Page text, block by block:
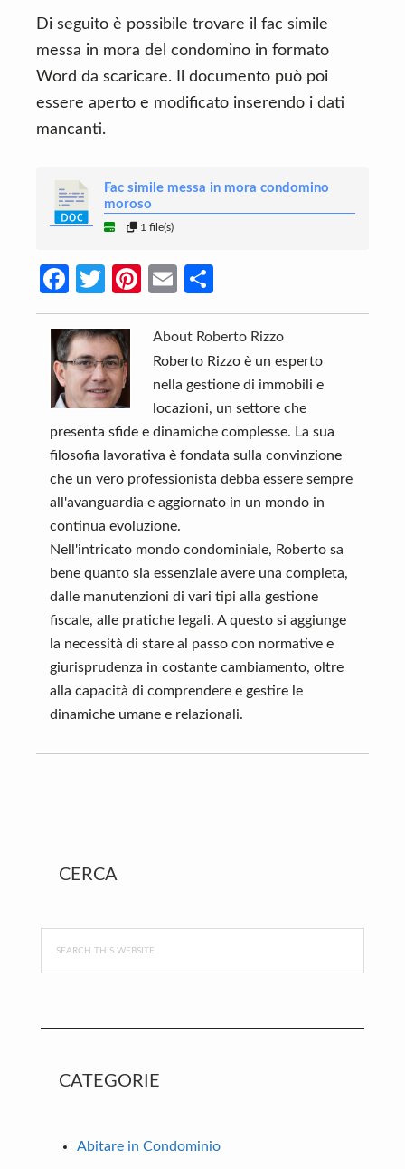
Di seguito è possibile trovare il fac simile
messa in mora del condomino in formato
Word da scaricare. Il documento può poi
essere aperto e modificato inserendo i dati
mancanti.
Fac simile messa in mora condomino
moroso
1 file(s)
Fa
ce
b
o
o
k
T
w
itt
er
Pi
nt
er
es
E
m
ail
o
n
di
vi
di
About Roberto Rizzo
Roberto Rizzo è un esperto
nella gestione di immobili e
locazioni, un settore che
presenta sfide e dinamiche complesse. La sua
filosofia lavorativa è fondata sulla convinzione
che un vero professionista debba essere sempre
all'avanguardia e aggiornato in un mondo in
continua evoluzione.
Nell'intricato mondo condominiale, Roberto sa
bene quanto sia essenziale avere una completa,
dalle manutenzioni di vari tipi alla gestione
fiscale, alle pratiche legali. A questo si aggiunge
la necessità di stare al passo con normative e
giurisprudenza in costante cambiamento, oltre
alla capacità di comprendere e gestire le
dinamiche umane e relazionali.
Primary
CERCA
CATEGORIE
Abitare in Condominio